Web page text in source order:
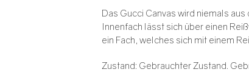
Das Gucci Canvas wird niemals
Innenfach lässt sich über einen
ein Fach, welches sich mit einem
Zustand: Gebrauchter Zustand.